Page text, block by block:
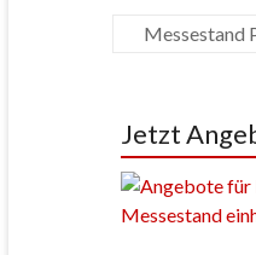
Messestand
Jetzt